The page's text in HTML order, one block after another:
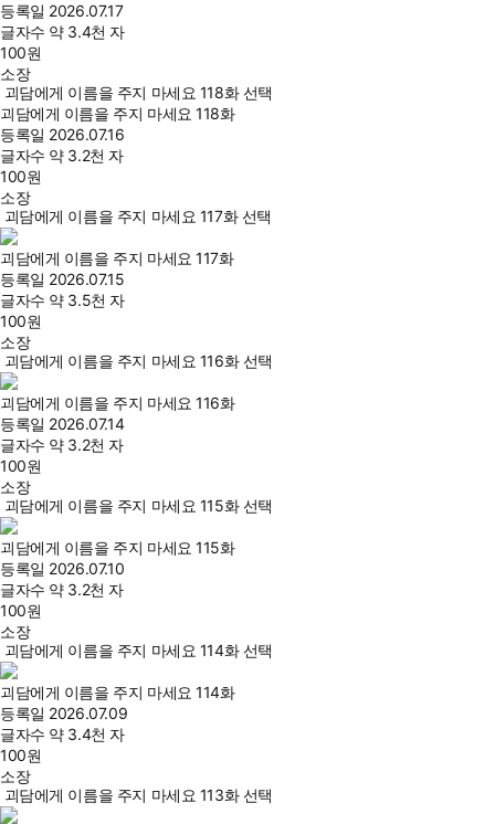
등록일 2026.07.17
글자수 약 3.4천 자
100원
소장
괴담에게 이름을 주지 마세요 118화 선택
괴담에게 이름을 주지 마세요 118화
등록일 2026.07.16
글자수 약 3.2천 자
100원
소장
괴담에게 이름을 주지 마세요 117화 선택
괴담에게 이름을 주지 마세요 117화
등록일 2026.07.15
글자수 약 3.5천 자
100원
소장
괴담에게 이름을 주지 마세요 116화 선택
괴담에게 이름을 주지 마세요 116화
등록일 2026.07.14
글자수 약 3.2천 자
100원
소장
괴담에게 이름을 주지 마세요 115화 선택
괴담에게 이름을 주지 마세요 115화
등록일 2026.07.10
글자수 약 3.2천 자
100원
소장
괴담에게 이름을 주지 마세요 114화 선택
괴담에게 이름을 주지 마세요 114화
등록일 2026.07.09
글자수 약 3.4천 자
100원
소장
괴담에게 이름을 주지 마세요 113화 선택